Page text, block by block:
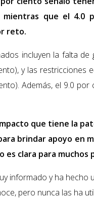
mientras que el
reto.
incluyen la falta de
y las restricciones
Además, el 9.0
que tiene la
brindar apoyo en
es clara para muchos
informado y ha hecho
pero nunca las ha